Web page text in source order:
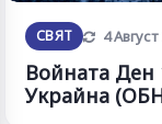
СВЯТ 4
Войната Ден
Украйна